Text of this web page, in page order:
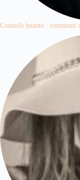
Conseils beauté : comment